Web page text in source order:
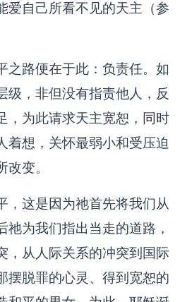
爱自己所看不见的天主（参
之路便在于此：负责任。如
级，非但没有指责他人，反
，为此请求天主宽恕，同时
着想，关怀最弱小和受压迫
变。
，这是因为祂首先将我们从
祂为我们指出当走的道路，
，从人际关系的冲突到国际
摆脱罪的心灵、得到宽恕的